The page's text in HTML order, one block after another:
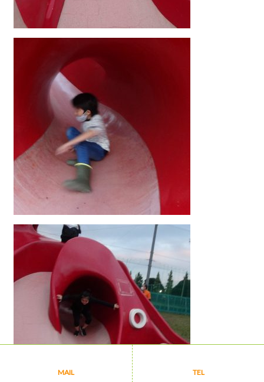
MAIL TEL